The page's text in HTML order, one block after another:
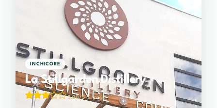
INCHICORE
La Stillgarden Distillery
3,00/5(2 votes)